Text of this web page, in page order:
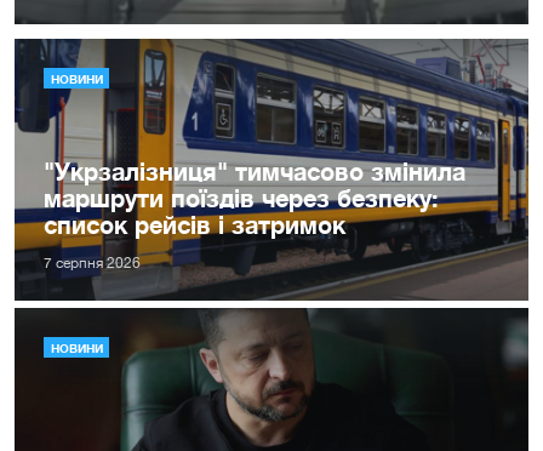
НОВИНИ
"Укрзалізниця" тимчасово змінила
маршрути поїздів через безпеку:
список рейсів і затримок
7 серпня 2026
НОВИНИ